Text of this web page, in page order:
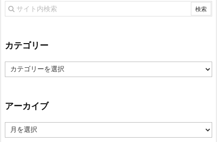
カテゴリー
カ
テ
ー
アーカイブ
ー